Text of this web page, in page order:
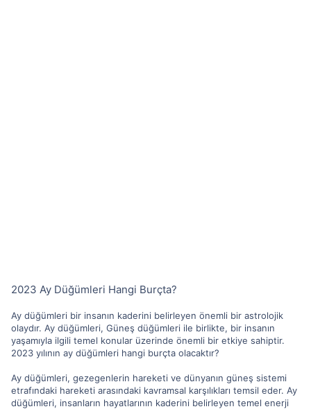
2023 Ay Düğümleri Hangi Burçta?
Ay düğümleri bir insanın kaderini belirleyen önemli bir astrolojik
olaydır. Ay düğümleri, Güneş düğümleri ile birlikte, bir insanın
yaşamıyla ilgili temel konular üzerinde önemli bir etkiye sahiptir.
2023 yılının ay düğümleri hangi burçta olacaktır?
Ay düğümleri, gezegenlerin hareketi ve dünyanın güneş sistemi
etrafındaki hareketi arasındaki kavramsal karşılıkları temsil eder. Ay
düğümleri, insanların hayatlarının kaderini belirleyen temel enerji